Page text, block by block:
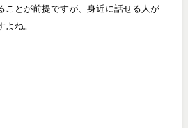
ことが前提ですが、身近に話せる人が
ね。